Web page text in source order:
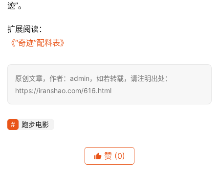
迹”。
扩展阅读：
《“奇迹”配料表》
原创文章，作者：admin，如若转载，请注明出处：
https://iranshao.com/616.html
跑步电影
赞 (0)